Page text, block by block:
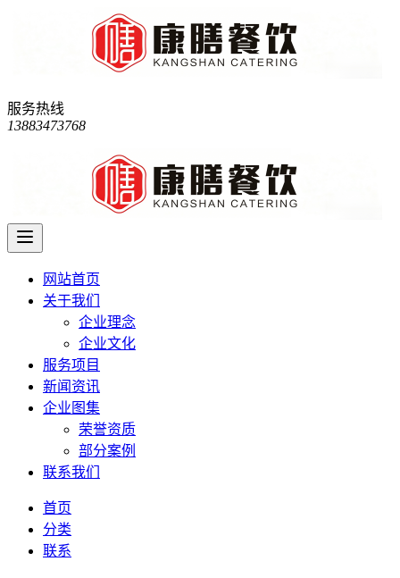
服务热线
13883473768
网站首页
关于我们
企业理念
企业文化
服务项目
新闻资讯
企业图集
荣誉资质
部分案例
联系我们
首页
分类
联系